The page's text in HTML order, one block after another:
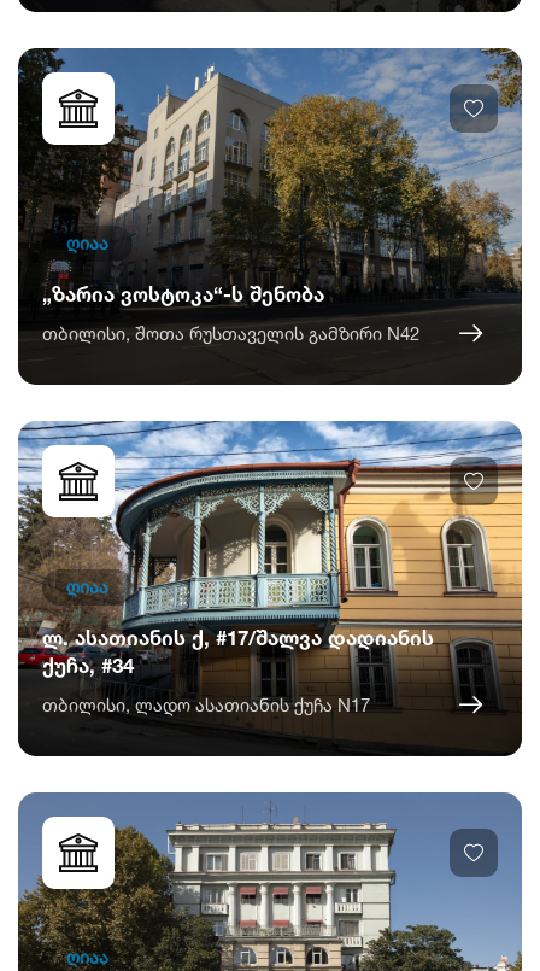
ღიაა
„ზარია ვოსტოკა“-ს შენობა
თბილისი, შოთა რუსთაველის გამზირი N42
ღიაა
ლ. ასათიანის ქ, #17/შალვა დადიანის
ქუჩა, #34
თბილისი, ლადო ასათიანის ქუჩა N17
ღიაა